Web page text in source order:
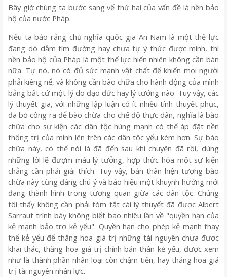
Bây giờ chúng ta bước sang vế thứ hai của vấn đề là nền bảo
hộ của nước Pháp.
Nếu ta bảo rằng chủ nghĩa quốc gia An Nam là một thế lực
đang dò dẫm tìm đường hay chưa tự ý thức được mình, thì
nền bảo hộ của Pháp là một thế lực hiển nhiên không cần bàn
nữa. Tự nó, nó có đủ sức mạnh vật chất để khiến mọi người
phải kiêng nể, và không cần bào chữa cho hành động của mình
bằng bất cứ một lý do đạo đức hay lý tưởng nào. Tuy vậy, các
lý thuyết gia, với những lập luận có ít nhiều tính thuyết phục,
đã bỏ công ra để bào chữa cho chế độ thực dân, nghĩa là bào
chữa cho sự kiện các dân tộc hùng mạnh có thể áp đặt nền
thống trị của mình lên trên các dân tộc yếu kém hơn. Sự bào
chữa này, có thể nói là đã đến sau khi chuyện đã rồi, dùng
những lời lẽ đượm màu lý tưởng, hợp thức hóa một sự kiện
chẳng cần phải giải thích. Tuy vậy, bản thân hiện tượng bào
chữa này cũng đáng chú ý và báo hiệu một khuynh hướng mới
đang thành hình trong tương quan giữa các dân tộc. Chúng
tôi thấy không cần phải tóm tắt cài lý thuyết đã được Albert
Sarraut trình bày không biết bao nhiêu lần về "quyền hạn của
kẻ mạnh bảo trợ kẻ yếu". Quyền hạn cho phép kẻ mạnh thay
thế kẻ yếu để thăng hoa giá trị những tài nguyên chưa được
khai thác, thăng hoa giá trị chính bản thân kẻ yếu, được xem
như là thành phần nhân loại còn chậm tiến, hay thăng hoa giá
trị tài nguyên nhân lực.